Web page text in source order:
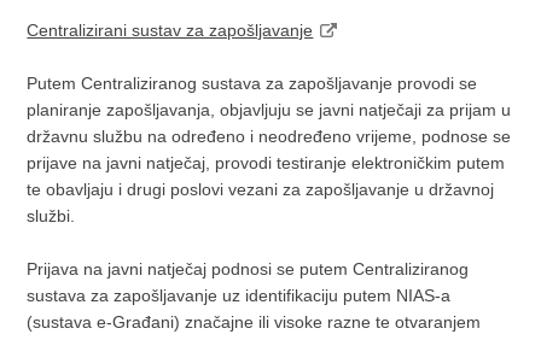
Centralizirani sustav za zapošljavanje
Putem Centraliziranog sustava za zapošljavanje provodi se
planiranje zapošljavanja, objavljuju se javni natječaji za prijam u
državnu službu na određeno i neodređeno vrijeme, podnose se
prijave na javni natječaj, provodi testiranje elektroničkim putem
te obavljaju i drugi poslovi vezani za zapošljavanje u državnoj
službi.
Prijava na javni natječaj podnosi se putem Centraliziranog
sustava za zapošljavanje uz identifikaciju putem NIAS-a
(sustava e-Građani) značajne ili visoke razne te otvaranjem